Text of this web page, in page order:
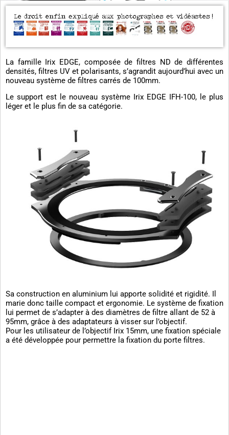
La famille Irix EDGE, composée de filtres ND de différentes
densités, filtres UV et polarisants, s’agrandit aujourd’hui avec un
nouveau système de filtres carrés de 100mm.
Le support est le nouveau système Irix EDGE IFH-100, le plus
léger et le plus fin de sa catégorie.
Sa construction en aluminium lui apporte solidité et rigidité. Il
marie donc taille compact et ergonomie. Le système de fixation
lui permet de s’adapter à des diamètres de filtre allant de 52 à
95mm, grâce à des adaptateurs à visser sur l’objectif.
Pour les utilisateur de l’objectif Irix 15mm, une fixation spéciale
a été développée pour permettre la fixation du porte filtres.